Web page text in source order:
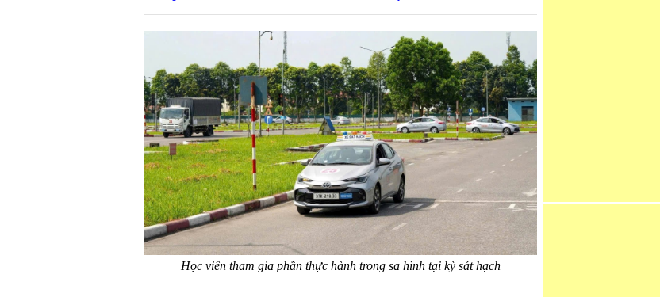
Học viên tham gia phần thực hành trong sa hình tại kỳ sát hạch